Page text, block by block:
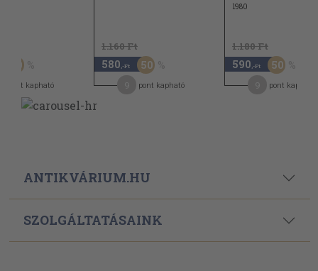
50
pont kapható
1.160 Ft
580 ,-Ft 50
pont kapható
1980
1.180 Ft
590 ,-Ft 50
pont kapható
ANTIKVÁRIUM.HU
SZOLGÁLTATÁSAINK